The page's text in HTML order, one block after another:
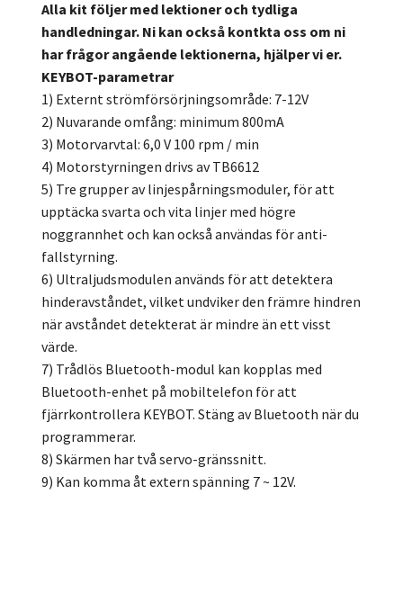
Alla kit följer med lektioner och tydliga
handledningar. Ni kan också kontkta oss om ni
har frågor angående lektionerna, hjälper vi er.
KEYBOT-parametrar
1) Externt strömförsörjningsområde: 7-12V
2) Nuvarande omfång: minimum 800mA
3) Motorvarvtal: 6,0 V 100 rpm / min
4) Motorstyrningen drivs av TB6612
5) Tre grupper av linjespårningsmoduler, för att
upptäcka svarta och vita linjer med högre
noggrannhet och kan också användas för anti-
fallstyrning.
6) Ultraljudsmodulen används för att detektera
hinderavståndet, vilket undviker den främre hindren
när avståndet detekterat är mindre än ett visst
värde.
7) Trådlös Bluetooth-modul kan kopplas med
Bluetooth-enhet på mobiltelefon för att
fjärrkontrollera KEYBOT. Stäng av Bluetooth när du
programmerar.
8) Skärmen har två servo-gränssnitt.
9) Kan komma åt extern spänning 7 ~ 12V.